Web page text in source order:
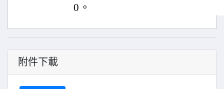
0。
附件下載